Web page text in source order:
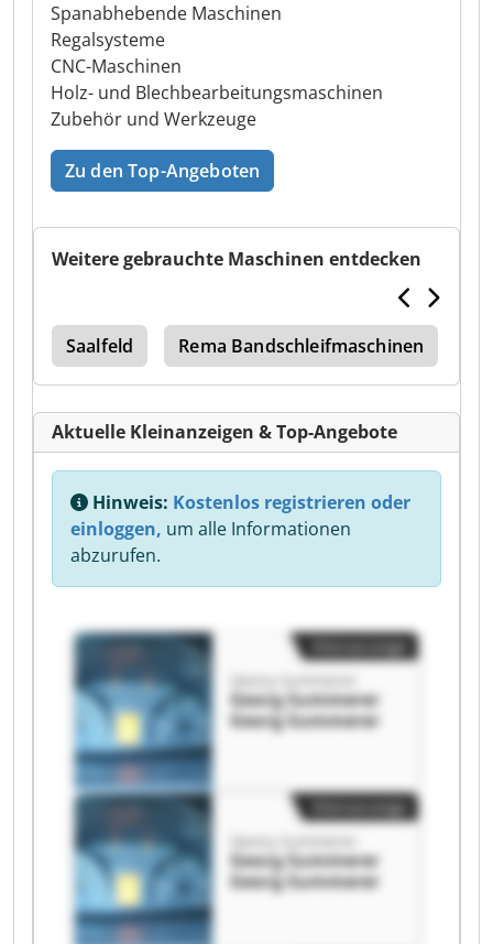
Spanabhebende Maschinen
Regalsysteme
CNC-Maschinen
Holz- und Blechbearbeitungsmaschinen
Zubehör und Werkzeuge
Zu den Top-Angeboten
Weitere gebrauchte Maschinen entdecken
Saalfeld Rema Bandschleifmaschinen
Aktuelle Kleinanzeigen & Top-Angebote
Hinweis: Kostenlos registrieren oder
einloggen, um alle Informationen
abzurufen.
Georg Summerer
Georg Summerer
Georg Summerer
Georg Summerer
Georg Summerer
Georg Summerer
Kleinanzeige